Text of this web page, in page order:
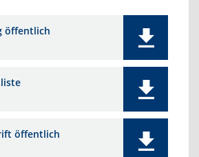
öffentlich
öffentlich